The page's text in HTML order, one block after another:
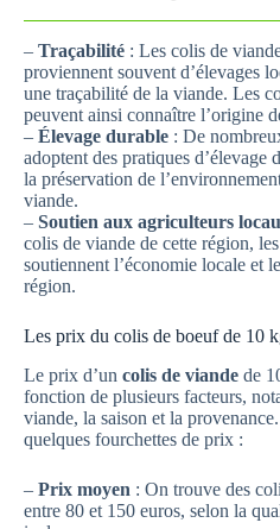
– Traçabilité : Les colis de
proviennent souvent d’élevages
une traçabilité de la viande. Les
peuvent ainsi connaître l’origine
– Élevage durable : De
adoptent des pratiques d’élevage
la préservation de
viande.
– Soutien aux agriculteurs
colis de viande de cette région,
soutiennent l’économie locale et
région.
Les prix du colis de boeuf de 10
Le prix d’un colis de viande de
fonction de plusieurs facteurs,
viande, la saison et la
quelques fourchettes de prix :
– Prix moyen : On trouve des
entre 80 et 150 euros, selon la